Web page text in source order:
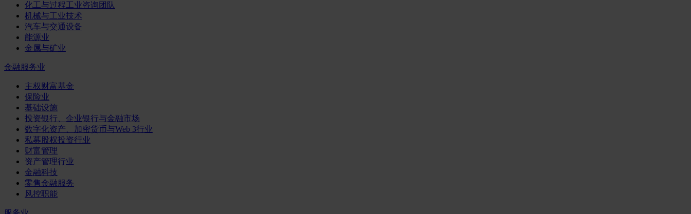
化工与过程工业咨询团队
机械与工业技术
汽车与交通设备
能源业
金属与矿业
金融服务业
主权财富基金
保险业
基础设施
投资银行、企业银行与金融市场
数字化资产、加密货币与Web 3行业
私募股权投资行业
财富管理
资产管理行业
金融科技
零售金融服务
风控职能